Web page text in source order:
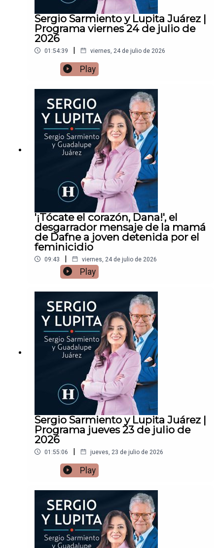
Sergio Sarmiento y Lupita Juárez |
Programa viernes 24 de julio de
2026
01:54:39 | viernes, 24 de julio de 2026
Play
'¡Tócate el corazón, Dana!', el
desgarrador mensaje de la mamá
de Dafne a joven detenida por el
feminicidio
09:43 | viernes, 24 de julio de 2026
Play
Sergio Sarmiento y Lupita Juárez |
Programa jueves 23 de julio de
2026
01:55:06 | jueves, 23 de julio de 2026
Play